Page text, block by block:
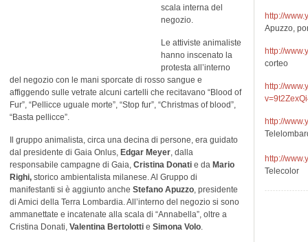
scala interna del
negozio.
Le attiviste animaliste
hanno inscenato la
protesta all’interno
del negozio con le mani sporcate di rosso sangue e
affiggendo sulle vetrate alcuni cartelli che recitavano “Blood of
Fur”, “Pellicce uguale morte”, “Stop fur”, “Christmas of blood”,
“Basta pellicce”.
Il gruppo animalista, circa una decina di persone, era guidato
dal presidente di Gaia Onlus, Edgar Meyer, dalla
responsabile campagne di Gaia, Cristina Donati e da Mario
Righi, storico ambientalista milanese. Al Gruppo di
manifestanti si è aggiunto anche Stefano Apuzzo, presidente
di Amici della Terra Lombardia. All’interno del negozio si sono
ammanettate e incatenate alla scala di “Annabella”, oltre a
Cristina Donati, Valentina Bertolotti e Simona Volo.
http://
Apuzzo,
http://
corteo
http://
http://
http://
Telecolor